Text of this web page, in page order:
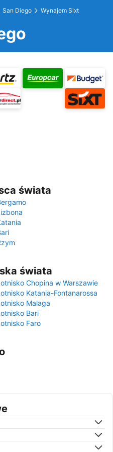
San Diego Wynajem Sixt
świata
świata
Chopina w Warszawie
Katania-Fontanarossa
Malaga
Bari
Faro